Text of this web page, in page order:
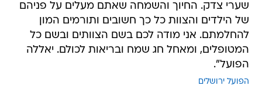
שערי צדק. החיוך והשמחה שאתם מעלים על פניהם
של הילדים והצוות כל כך חשובים ותורמים המון
להחלמתם. אני מודה לכם בשם הצוותים ובשם כל
המטופלים, ומאחל חג שמח ובריאות לכולם. יאללה
הפועל".
הפועל ירושלים